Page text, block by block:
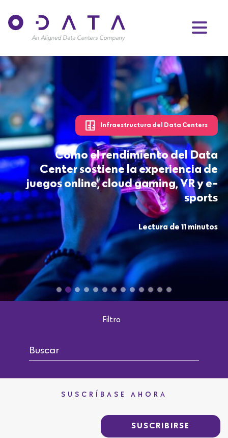
Infraestructura del Data Centers
Cómo el rendimiento del Data
Center sostiene la experiencia de
juegos online, cloud gaming, VR y e-
sports
Lectura de 11 minutos
Filtro
SUSCRÍBASE AHORA
SUSCRIBIRSE